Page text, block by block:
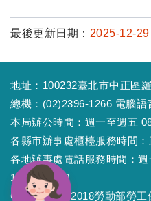
最後更新日期： 2025-12-29
地址：100232臺北市中正區
總機：(02)2396-1266 電腦
本局辦公時間：週一至週五
各縣市辦事處櫃檯服務時間
各地辦事處電話服務時間：週
13:30~17:30
Copyright © 2018勞動部勞工